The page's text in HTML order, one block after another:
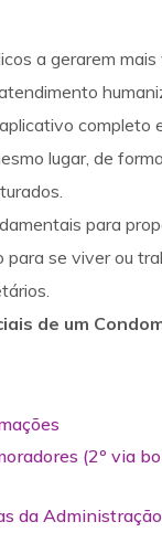
a gerarem
completo
lugar, de
para
se viver ou
de um
(2º via
da